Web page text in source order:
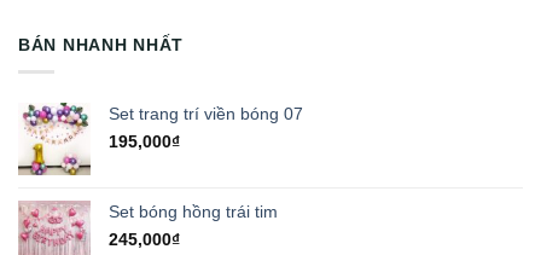
BÁN NHANH NHẤT
Set trang trí viền bóng 07
195,000₫
Set bóng hồng trái tim
245,000₫